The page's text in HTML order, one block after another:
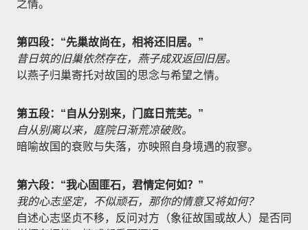
之情。
第四段：“先巢故尚在，相将还旧居。”
昔日筑的旧巢依然存在，燕子成双返回旧居。
以燕子归巢寄托对故国的思念与希望之情。
第五段：“自从分别来，门庭日荒芜。”
自从别离以来，庭院日渐荒凉破败。
暗喻故国的衰败与失落，亦映照自身境遇的寂寥。
第六段：“我心固匪石，君情定何如？”
我的心志坚定，不似顽石，那你的情意又将如何？
自述心志坚贞不移，反问对方（象征故国或故人）是否同